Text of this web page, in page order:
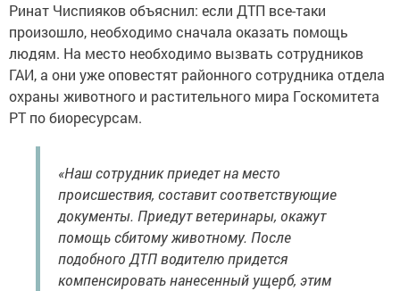
Ринат Чиспияков объяснил: если ДТП все-таки
произошло, необходимо сначала оказать помощь
людям. На место необходимо вызвать сотрудников
ГАИ, а они уже оповестят районного сотрудника отдела
охраны животного и растительного мира Госкомитета
РТ по биоресурсам.
«Наш сотрудник приедет на место
происшествия, составит соответствующие
документы. Приедут ветеринары, окажут
помощь сбитому животному. После
подобного ДТП водителю придется
компенсировать нанесенный ущерб, этим